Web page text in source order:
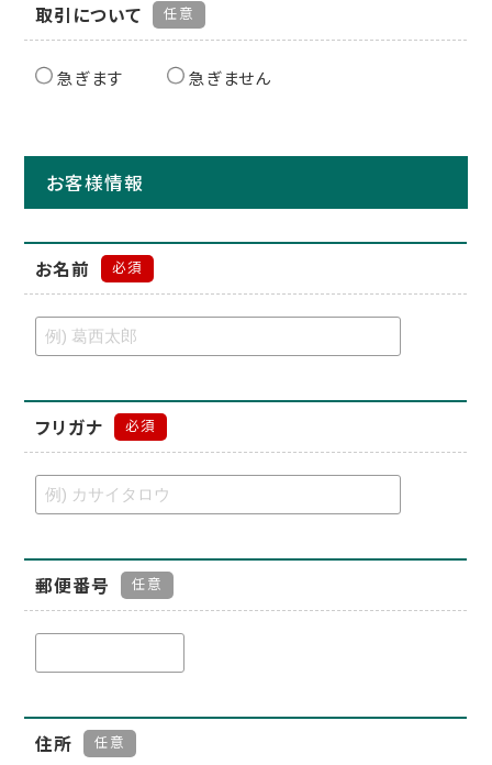
取引について 任意
急ぎます 急ぎません
お客様情報
お名前 必須
フリガナ 必須
郵便番号 任意
住所 任意